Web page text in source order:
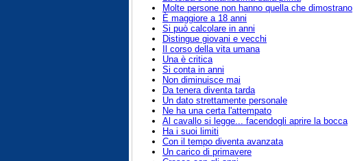
Molte persone non hanno quella che dimostrano
È maggiore a 18 anni
Si può calcolare in anni
Distingue giovani e vecchi
Il corso della vita umana
Una è critica
Si conta in anni
Non diminuisce mai
Da tenera diventa tarda
Un dato strettamente personale
Ne ha una certa l'attempato
Al cavallo si legge... facendogli aprire la bocca
Ha i suoi limiti
Con il tempo diventa avanzata
Un carico di primavere